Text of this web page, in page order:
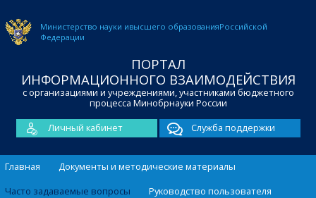
Министерство науки ивысшего образованияРоссийской
Федерации
ПОРТАЛ
ИНФОРМАЦИОННОГО ВЗАИМОДЕЙСТВИЯ
с организациями и учреждениями, участниками бюджетного
процесса Минобрнауки России
Личный кабинет
Служба поддержки
Главная
Документы и методические материалы
Часто задаваемые вопросы
Руководство пользователя